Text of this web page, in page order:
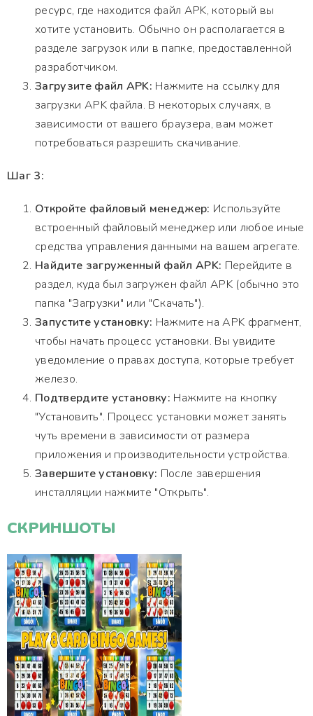
ресурс, где находится файл APK, который вы
хотите установить. Обычно он располагается в
разделе загрузок или в папке, предоставленной
разработчиком.
Загрузите файл APK: Нажмите на ссылку для
загрузки APK файла. В некоторых случаях, в
зависимости от вашего браузера, вам может
потребоваться разрешить скачивание.
Шаг 3:
Откройте файловый менеджер: Используйте
встроенный файловый менеджер или любое иные
средства управления данными на вашем агрегате.
Найдите загруженный файл APK: Перейдите в
раздел, куда был загружен файл APK (обычно это
папка "Загрузки" или "Скачать").
Запустите установку: Нажмите на APK фрагмент,
чтобы начать процесс установки. Вы увидите
уведомление о правах доступа, которые требует
железо.
Подтвердите установку: Нажмите на кнопку
"Установить". Процесс установки может занять
чуть времени в зависимости от размера
приложения и производительности устройства.
Завершите установку: После завершения
инсталляции нажмите "Открыть".
СКРИНШОТЫ